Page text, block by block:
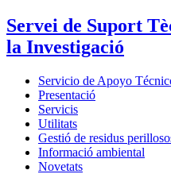
Servei de Suport
la Investigació
Servicio de Apoyo
Presentació
Servicis
Utilitats
Gestió de residus
Informació ambiental
Novetats